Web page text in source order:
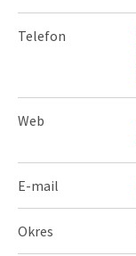
Telefon
Web
E-mail
Okres